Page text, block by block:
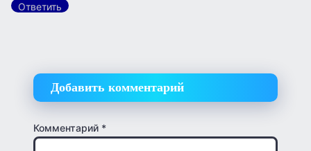
Ответить
Добавить комментарий
Комментарий *